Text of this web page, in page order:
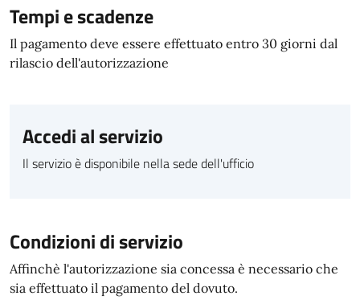
Tempi e scadenze
Il pagamento deve essere effettuato entro 30 giorni dal
rilascio dell'autorizzazione
Accedi al servizio
Il servizio è disponibile nella sede dell'ufficio
Condizioni di servizio
Affinchè l'autorizzazione sia concessa è necessario che
sia effettuato il pagamento del dovuto.